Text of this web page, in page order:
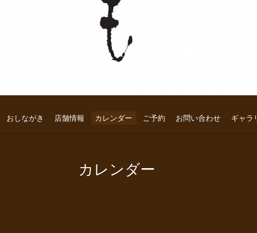
おしながき 店舗情報 カレンダー ご予約 お問い合わせ ギャラ
カレンダー